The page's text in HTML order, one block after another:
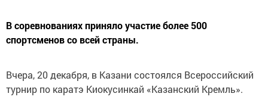
В соревнованиях приняло участие более 500
спортсменов со всей страны.
Вчера, 20 декабря, в Казани состоялся Всероссийский
турнир по каратэ Киокусинкай «Казанский Кремль».